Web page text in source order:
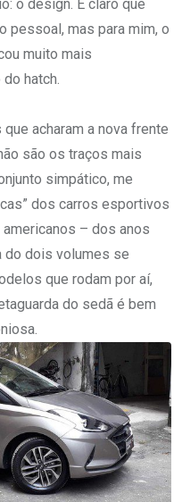
o design. É claro que
pessoal, mas para mim, o
muito mais
hatch.
acharam a nova frente
são os traços mais
simpático, me
dos carros esportivos
– dos anos
do dois volumes se
que rodam por aí,
do sedã é bem